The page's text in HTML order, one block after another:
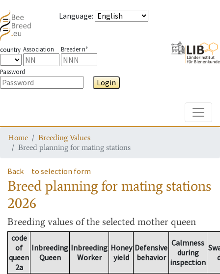
Language:
country Association Breeder n°
Password
Login
Home
Breeding Values
Breed planning for mating stations
Back to selection form
Breed planning for mating stations
2026
Breeding values of the selected mother queen
code
of
queen
2a
Inbreeding
Queen
Inbreeding
Worker
Honey
yield
Defensive
behavior
Calmness
during
inspection